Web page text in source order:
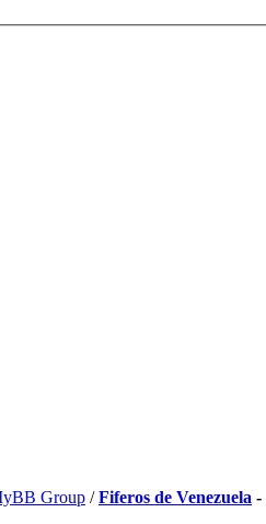
Group /Fiferos de Venezuela -